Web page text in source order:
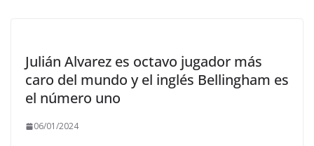
Julián Alvarez es octavo jugador más
caro del mundo y el inglés Bellingham es
el número uno
06/01/2024